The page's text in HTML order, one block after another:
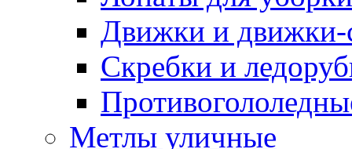
Движки и движки-
Скребки и
Метлы уличные